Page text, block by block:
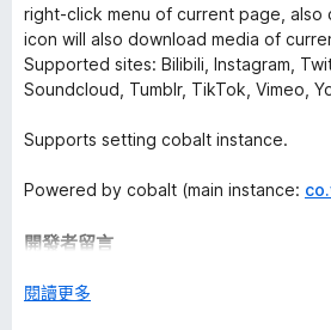
right-click menu of current page, also
icon will also download media of
Supported sites: Bilibili, Instagram,
Soundcloud, Tumblr, TikTok, Vimeo,
Supports setting cobalt instance.
Powered by cobalt (main instance:
開發者留言
Github:https://github.com/
展
閱讀更多